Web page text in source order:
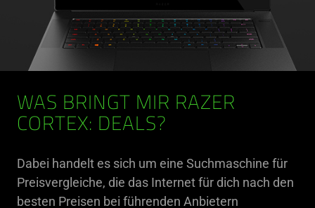
WAS BRINGT MIR RAZER
CORTEX: DEALS?
Dabei handelt es sich um eine Suchmaschine für
Preisvergleiche, die das Internet für dich nach den
besten Preisen bei führenden Anbietern